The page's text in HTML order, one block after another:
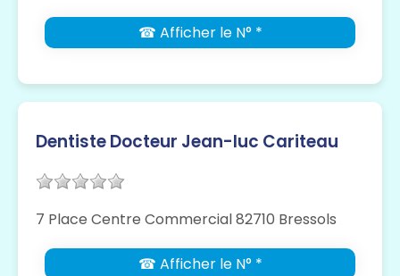
☎ Afficher le N° *
Dentiste Docteur Jean-luc Cariteau
7 Place Centre Commercial 82710 Bressols
☎ Afficher le N° *